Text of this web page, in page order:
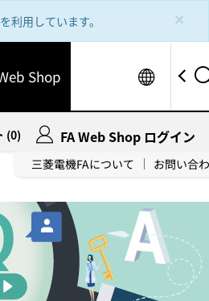
×
用しています。
Shop
三菱電機FAについて お問い合
(0) FA Web Shop ログイン